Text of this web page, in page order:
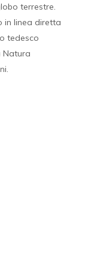
terrestre.
in linea diretta
tedesco
Natura